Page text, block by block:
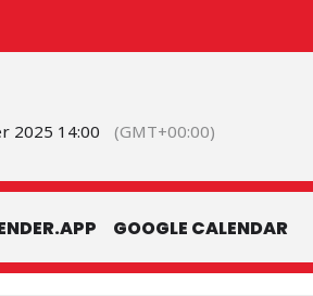
2025 14:00 (GMT+00:00)
GOOGLE CALENDAR